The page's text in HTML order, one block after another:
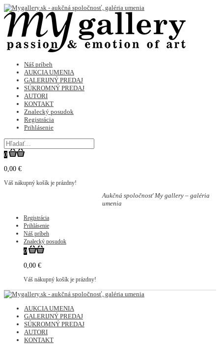
Náš príbeh
AUKCIA UMENIA
GALERIJNÝ PREDAJ
SÚKROMNÝ PREDAJ
AUTORI
KONTAKT
Znalecký posudok
Registrácia
Prihlásenie
0
0,00 €
Váš nákupný košík je prázdny!
Aukčná spoločnosť My gallery – galéria
umenia
Registrácia
Prihlásenie
Náš príbeh
Znalecký posudok
0
0,00 €
Váš nákupný košík je prázdny!
AUKCIA UMENIA
GALERIJNÝ PREDAJ
SÚKROMNÝ PREDAJ
AUTORI
KONTAKT